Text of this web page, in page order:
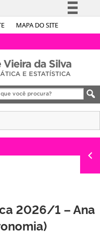
MAPA DO SITE
Simplifique!
Acesso à informação
Legislação
Canais
Vieira da Silva
E ESTATÍSTICA
2026/1 – Ana